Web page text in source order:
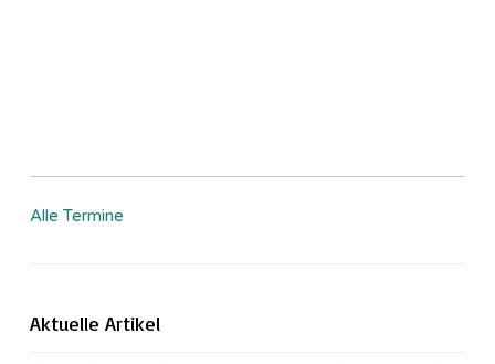
Alle Termine
Aktuelle Artikel